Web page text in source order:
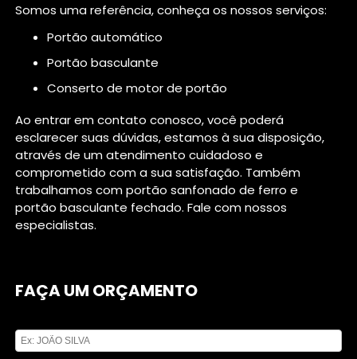
Somos uma referência, conheça os nossos serviços:
portão automático
portão basculante
conserto de motor de portão
Ao entrar em contato conosco, você poderá
esclarecer suas dúvidas, estamos à sua disposição,
através de um atendimento cuidadoso e
comprometido com a sua satisfação. Também
trabalhamos com portão sanfonado de ferro e
portão basculante fechado. Fale com nossos
especialistas.
FAÇA UM ORÇAMENTO